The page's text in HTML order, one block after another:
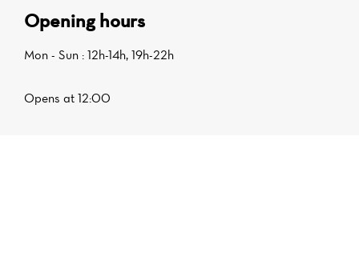
Opening hours
Mon - Sun : 12h-14h, 19h-22h
Opens at 12:00